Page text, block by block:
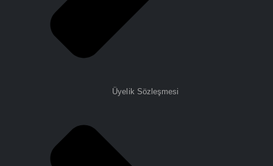
Üyelik Sözleşmesi